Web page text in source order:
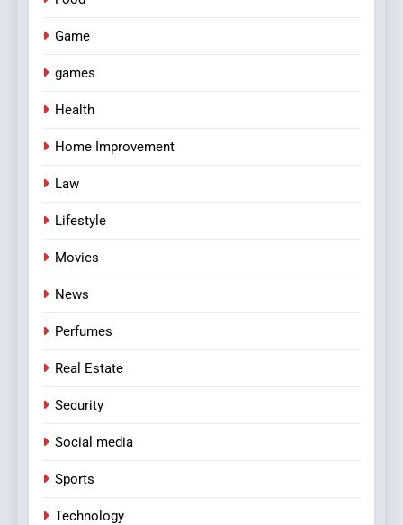
Game
games
Health
Home Improvement
Law
Lifestyle
Movies
News
Perfumes
Real Estate
Security
Social media
Sports
Technology